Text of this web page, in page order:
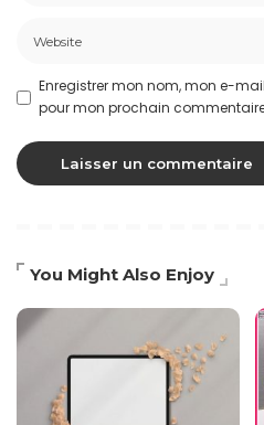
Enregistrer mon nom, mon e-
pour mon prochain
You Might Also Enjoy